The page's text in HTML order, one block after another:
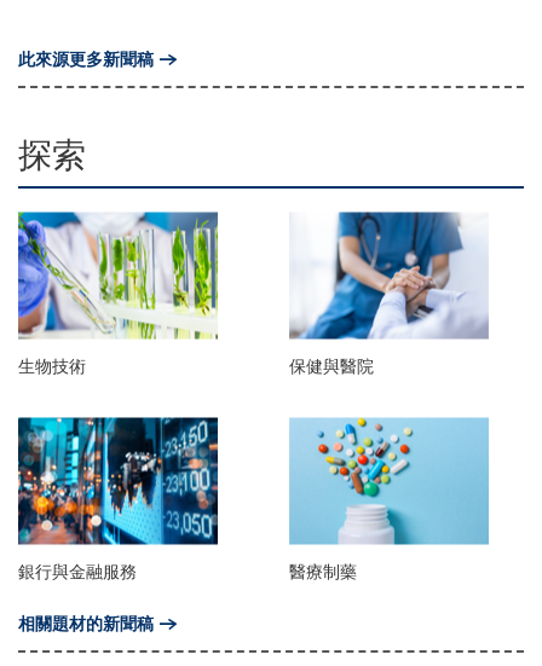
此來源更多新聞稿
探索
生物技術 保健與醫院
銀行與金融服務 醫療制藥
相關題材的新聞稿